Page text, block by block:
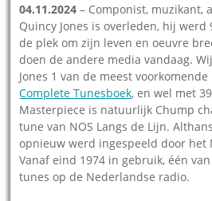
04.11.2024 – Componist, muzikant,
Quincy Jones is overleden, hij
de plek om zijn leven en oeuvre
doen de andere media vandaag.
Jones 1 van de meest
Complete Tunesboek, en wel met
Masterpiece is natuurlijk Chump
tune van NOS Langs de Lijn.
opnieuw werd ingespeeld door het
Vanaf eind 1974 in gebruik, één
tunes op de Nederlandse radio.